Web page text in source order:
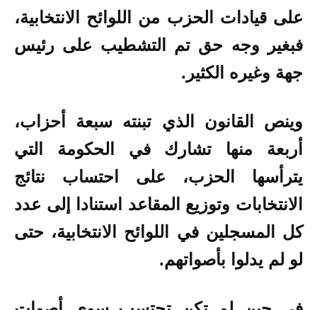
على قيادات الحزب من اللوائح الانتخابية،
فبغير وجه حق تم التشطيب على رئيس
جهة وغيره الكثير.
وينص القانون الذي تبنته سبعة أحزاب،
أربعة منها تشارك في الحكومة التي
يترأسها الحزب، على احتساب نتائج
الانتخابات وتوزيع المقاعد استنادا إلى عدد
كل المسجلين في اللوائح الانتخابية، حتى
لو لم يدلوا بأصواتهم.